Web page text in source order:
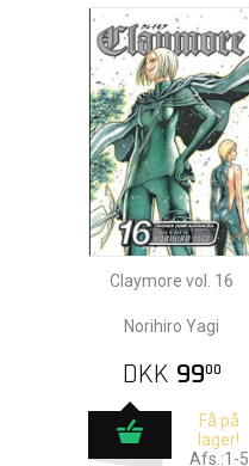
Claymore vol. 16
Norihiro Yagi
DKK 9900
Få på
lager!
Afs.:1-5